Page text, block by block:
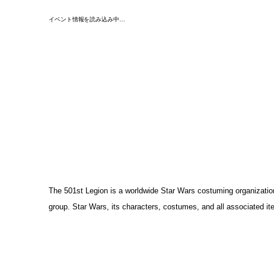
イベント情報を読み込み中…
The 501st Legion is a worldwide Star Wars costuming
group. Star Wars, its characters, costumes, and all associated